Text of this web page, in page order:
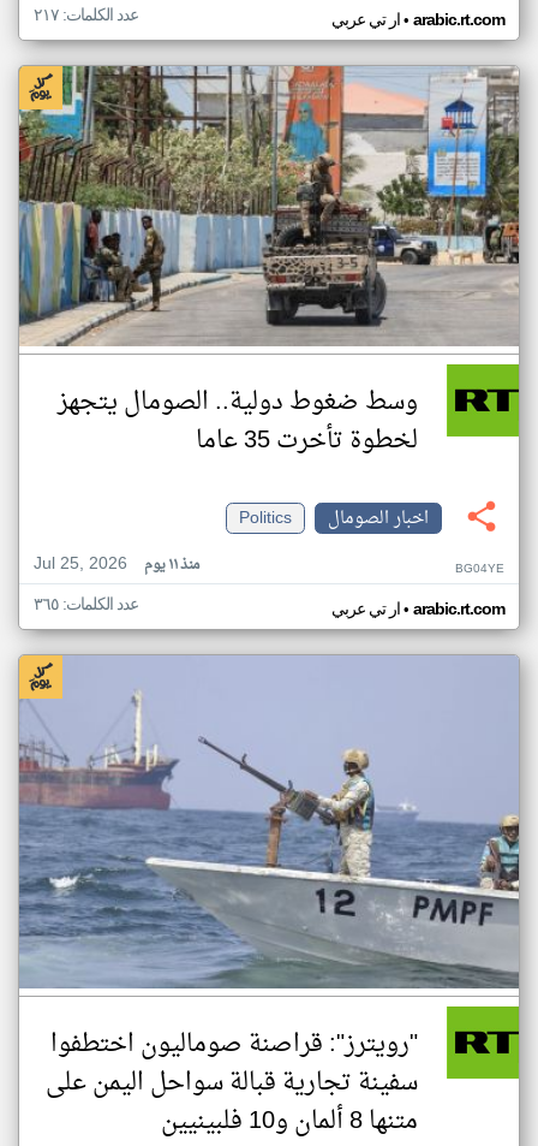
ار تي عربي• arabic.rt.com عدد الكلمات: ٢١٧
وسط ضغوط دولية.. الصومال يتجهز
لخطوة تأخرت 35 عاما
اخبار الصومال
Politics
Jul 25, 2026
منذ ١١ يوم BG04YE
ار تي عربي• arabic.rt.com عدد الكلمات: ٣٦٥
"رويترز": قراصنة صوماليون اختطفوا
سفينة تجارية قبالة سواحل اليمن على
متنها 8 ألمان و10 فلبينيين